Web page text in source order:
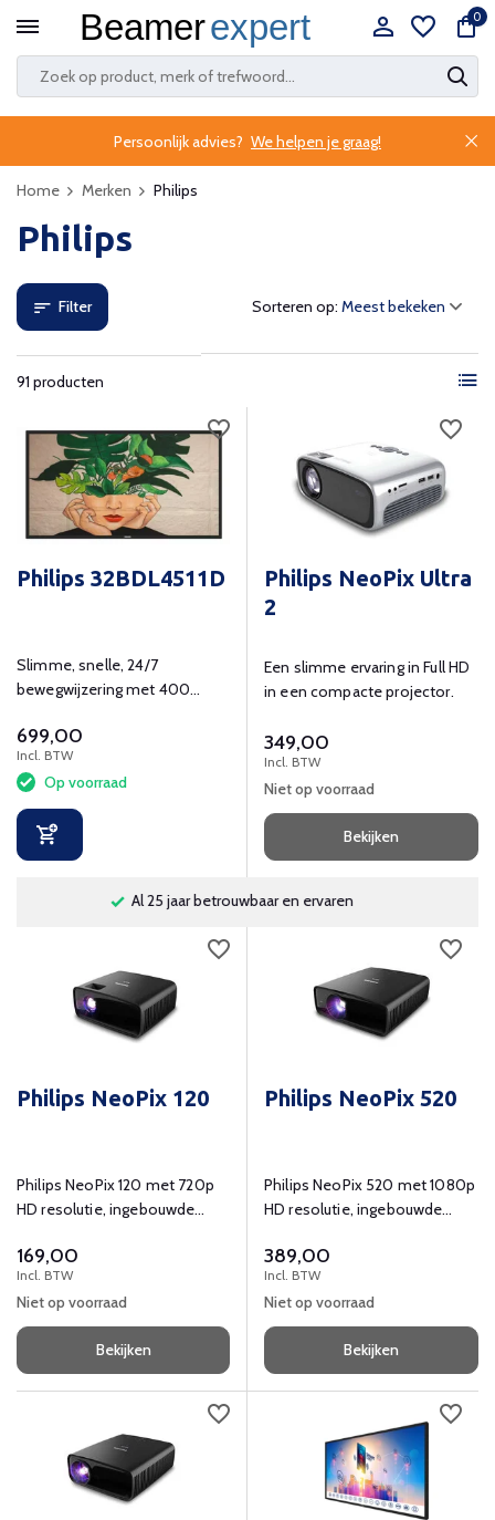
0
Persoonlijk advies? We helpen je graag!
Home Merken Philips
Philips
Filter
91 producten
Sorteren op:
Philips 32BDL4511D
Slimme, snelle, 24/7
bewegwijzering met 400
resolutie.
699,00
Incl. BTW
Op voorraad
Philips NeoPix Ultra
2
Een slimme ervaring in Full HD
in een compacte projector.
349,00
Incl. BTW
Niet op voorraad
Bekijken
Professionele klantenservice
Philips NeoPix 120
Philips NeoPix 120 met 720p
HD resolutie, ingebouwde
169,00
Incl. BTW
Niet op voorraad
Bekijken
Philips NeoPix 520
Philips NeoPix 520 met 1080p
HD resolutie, ingebouwde
bluetooth.
389,00
Incl. BTW
Niet op voorraad
Bekijken